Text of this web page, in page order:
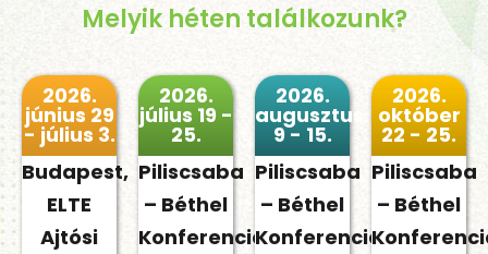
Melyik héten találkozunk?
2026.
június 29
- július 3.
Budapest,
ELTE
Ajtósi
2026.
július 19 -
25.
Piliscsaba
– Béthel
Konferenciaközpont
2026.
augusztus
9 - 15.
Piliscsaba
– Béthel
Konferenciaközpont
2026.
október
22 - 25.
Piliscsaba
– Béthel